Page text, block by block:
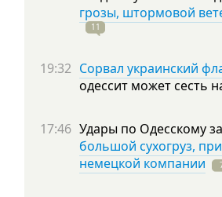
грозы, штормовой
11
19:32 Сорвал украинский
одессит может сесть
17:46 Удары по Одесскому
большой сухогруз,
немецкой компании